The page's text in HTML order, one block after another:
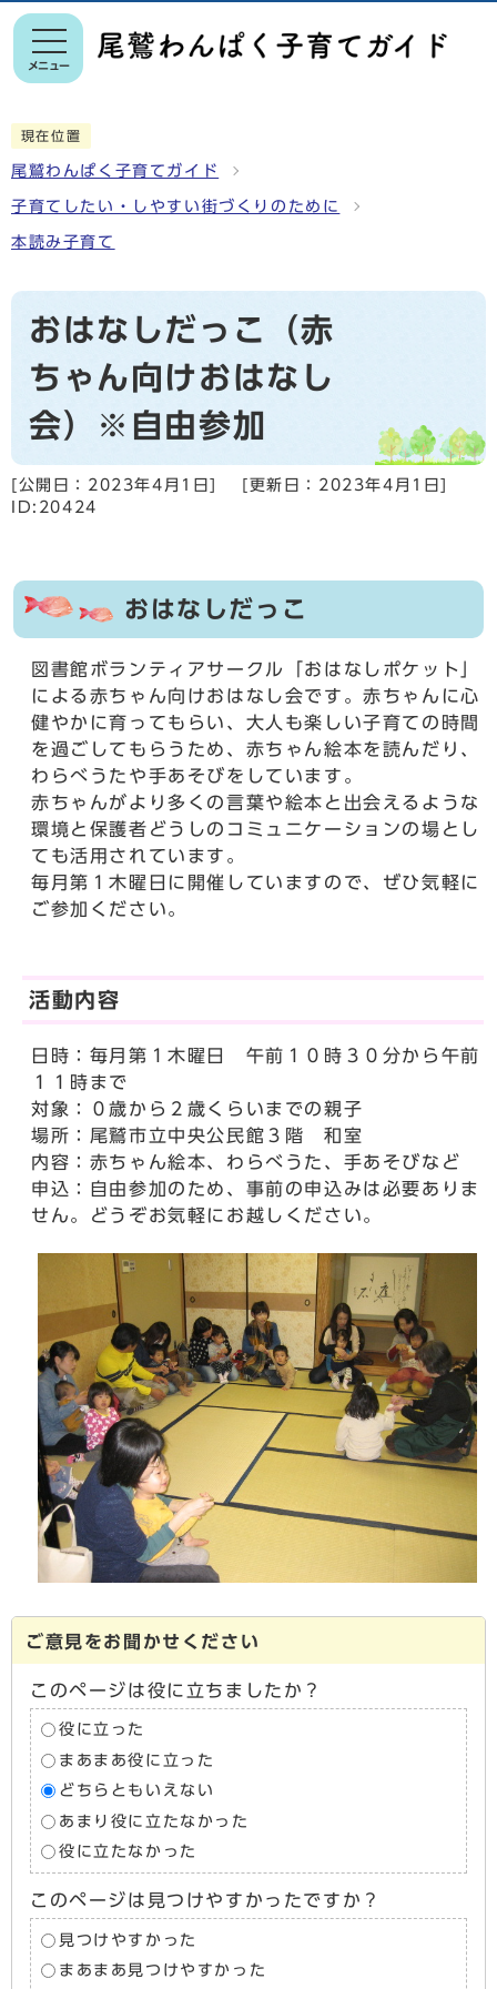
メニュー
現在位置
尾鷲わんぱく子育てガイド
子育てしたい・しやすい街づくりのために
本読み子育て
おはなしだっこ（赤
ちゃん向けおはなし
会）※自由参加
[公開日： 2023年4月1日] [更新日： 2023年4月1日]
ID:20424
おはなしだっこ
図書館ボランティアサークル「おはなしポケット」
による赤ちゃん向けおはなし会です。赤ちゃんに心
健やかに育ってもらい、大人も楽しい子育ての時間
を過ごしてもらうため、赤ちゃん絵本を読んだり、
わらべうたや手あそびをしています。
赤ちゃんがより多くの言葉や絵本と出会えるような
環境と保護者どうしのコミュニケーションの場とし
ても活用されています。
毎月第１木曜日に開催していますので、ぜひ気軽に
ご参加ください。
活動内容
日時：毎月第１木曜日 午前１０時３０分から午前
１１時まで
対象：０歳から２歳くらいまでの親子
場所：尾鷲市立中央公民館３階 和室
内容：赤ちゃん絵本、わらべうた、手あそびなど
申込：自由参加のため、事前の申込みは必要ありま
せん。どうぞお気軽にお越しください。
ご意見をお聞かせください
このページは役に立ちましたか？
役に立った
まあまあ役に立った
どちらともいえない
あまり役に立たなかった
役に立たなかった
このページは見つけやすかったですか？
見つけやすかった
まあまあ見つけやすかった